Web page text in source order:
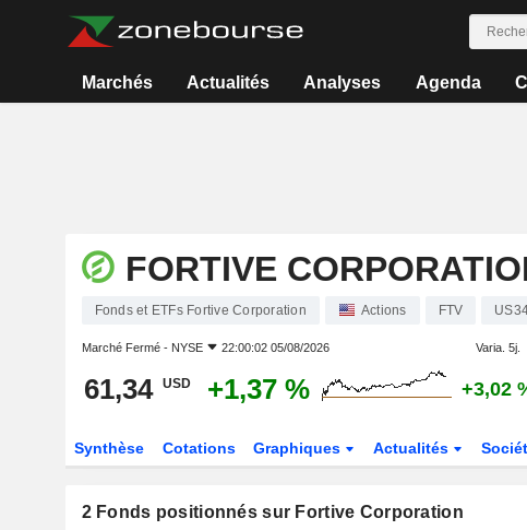
Marchés Actualités Analyses Agenda
FORTIVE
Fonds et ETFs Fortive Corporation Actions FTV
Marché Fermé - NYSE 22:00:02 05/08/2026 Varia. 5j.
61,34 USD +1,37 % +3,02
Synthèse Cotations Graphiques Actualités
2Fonds positionnés sur Fortive Corporation